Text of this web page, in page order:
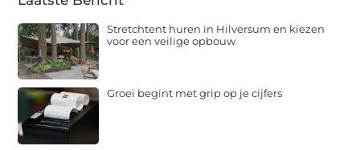
Stretchtent huren in Hilversum en kiezen
voor een veilige opbouw
Groei begint met grip op je cijfers